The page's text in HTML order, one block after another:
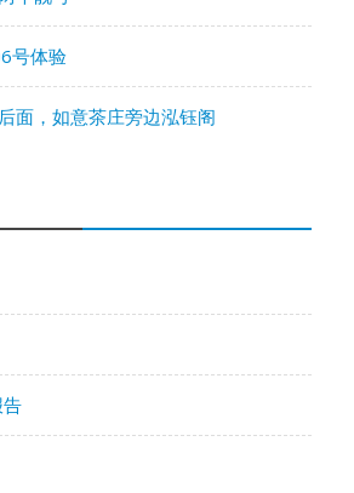
号体验
面，如意茶庄旁边泓钰阁